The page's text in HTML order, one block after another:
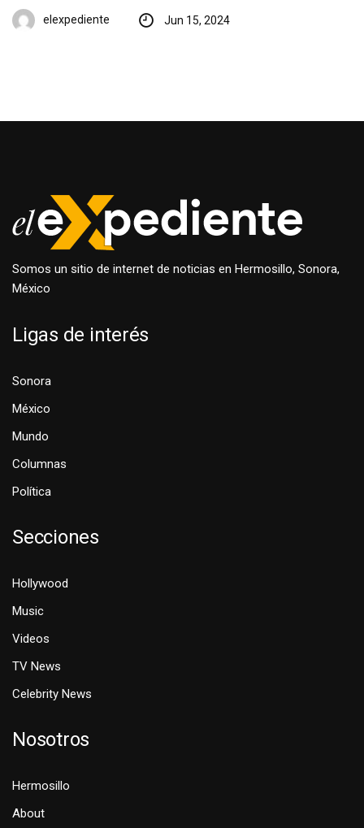
elexpediente Jun 15, 2024
Somos un sitio de internet de noticias en Hermosillo, Sonora,
México
Ligas de interés
Sonora
México
Mundo
Columnas
Política
Secciones
Hollywood
Music
Videos
TV News
Celebrity News
Nosotros
Hermosillo
About